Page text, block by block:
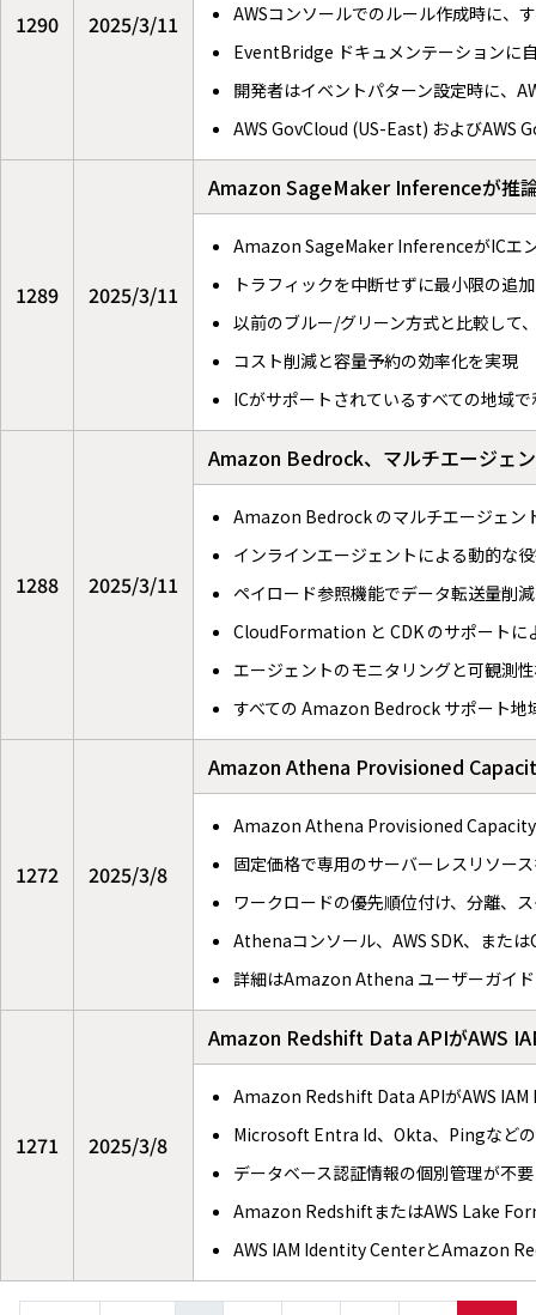
1290 2025/3/11
AWSコンソールでのルール作成時に、
EventBridge ドキュメンテーションに
開発者はイベントパターン設定時に、
AWS GovCloud (US-East) およびAWS
1289 2025/3/11
Amazon SageMaker Inferenceが推
Amazon SageMaker InferenceがICエ
トラフィックを中断せずに最小限の追
以前のブルー/グリーン方式と比較して
コスト削減と容量予約の効率化を実現
ICがサポートされているすべての地域
1288 2025/3/11
Amazon Bedrock、マルチエージェ
Amazon Bedrock のマルチエージェン
インラインエージェントによる動的な
ペイロード参照機能でデータ転送量削
CloudFormation と CDK のサポートに
エージェントのモニタリングと可観測
すべての Amazon Bedrock サポート地
1272 2025/3/8
Amazon Athena Provisioned
Amazon Athena Provisioned Capacity
固定価格で専用のサーバーレスリソー
ワークロードの優先順位付け、分離、
Athenaコンソール、AWS SDK、また
詳細はAmazon Athena ユーザーガイ
1271 2025/3/8
Amazon Redshift Data APIがAWS
Amazon Redshift Data APIがAWS
Microsoft Entra Id、Okta、Pingなどの
データベース認証情報の個別管理が不
Amazon RedshiftまたはAWS Lake
AWS IAM Identity CenterとAmazon